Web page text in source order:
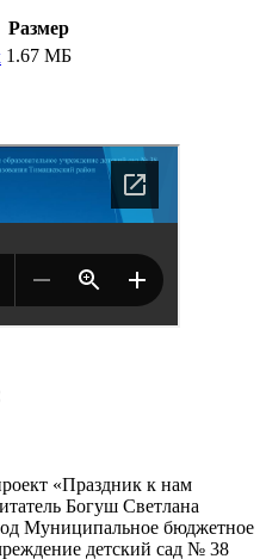
Размер
1.67 МБ
«Праздник к нам
Богуш Светлана
Муниципальное бюджетное
детский сад № 38